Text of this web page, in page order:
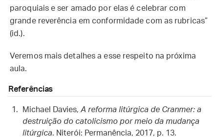
paroquiais e ser amado por elas é celebrar com
grande reverência em conformidade com as rubricas”
(id.).
Veremos mais detalhes a esse respeito na próxima
aula.
Referências
Michael Davies, A reforma litúrgica de Cranmer: a
destruição do catolicismo por meio da mudança
litúrgica. Niterói: Permanência, 2017, p. 13.